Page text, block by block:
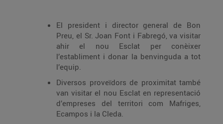
El president i director general de Bon
Preu, el Sr. Joan Font i Fabregó, va visitar
ahir el nou Esclat per conèixer
l’establiment i donar la benvinguda a tot
l’equip.
Diversos proveïdors de proximitat també
van visitar el nou Esclat en representació
d’empreses del territori com Mafriges,
Ecampos i la Cleda.